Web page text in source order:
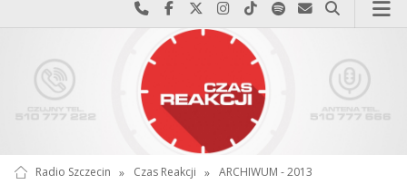
Najlepiej po prostu do nas zadzwoń
Odwiedź nas na Facebook-u
Odwiedź nas na X
Odwiedź nas na Instagram-ie
Odwiedź nas na TikTok-u
Szukaj nas na Spotify
Wyślij do nas
Szukaj
Radio Szczecin » Czas Reakcji » ARCHIWUM - 2013